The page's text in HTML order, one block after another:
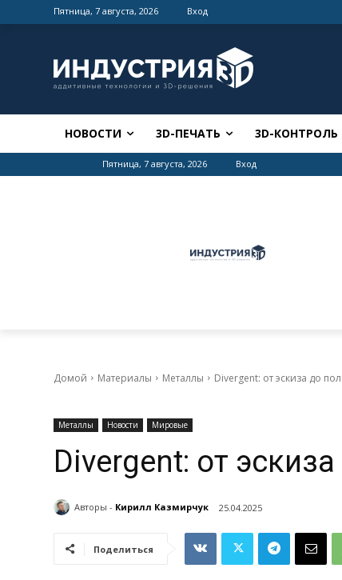
Пятница, 7 августа, 2026 Вход
НОВОСТИ 3D-ПЕЧАТЬ 3D-КОНТРОЛЬ
Пятница, 7 августа, 2026 Вход
Домой Материалы Металлы Divergent: от эскиза до
Металлы Новости Мировые
Divergent: от
Авторы - Кирилл Казмирчук 25.04.2025
Поделиться